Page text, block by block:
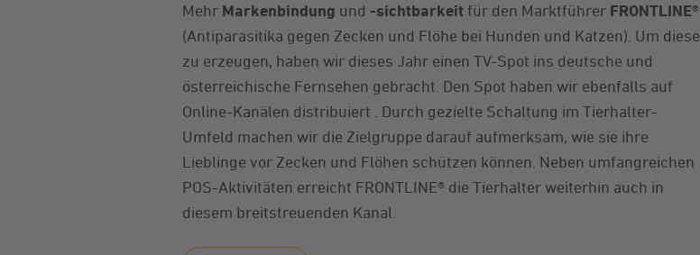
Mehr Markenbindung und -sichtbarkeit für den Marktführer FRONTLINE®
(Antiparasitika gegen Zecken und Flöhe bei Hunden und Katzen). Um diese
zu erzeugen, haben wir dieses Jahr einen TV-Spot ins deutsche und
österreichische Fernsehen gebracht. Den Spot haben wir ebenfalls auf
Online-Kanälen distribuiert . Durch gezielte Schaltung im Tierhalter-
Umfeld machen wir die Zielgruppe darauf aufmerksam, wie sie ihre
Lieblinge vor Zecken und Flöhen schützen können. Neben umfangreichen
POS-Aktivitäten erreicht FRONTLINE® die Tierhalter weiterhin auch in
diesem breitstreuenden Kanal.